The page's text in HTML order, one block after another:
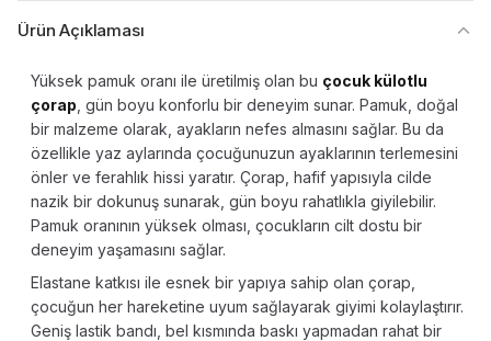
Ürün Açıklaması
Yüksek pamuk oranı ile üretilmiş olan bu çocuk külotlu
çorap , gün boyu konforlu bir deneyim sunar. Pamuk, doğal
bir malzeme olarak, ayakların nefes almasını sağlar. Bu da
özellikle yaz aylarında çocuğunuzun ayaklarının terlemesini
önler ve ferahlık hissi yaratır. Çorap, hafif yapısıyla cilde
nazik bir dokunuş sunarak, gün boyu rahatlıkla giyilebilir.
Pamuk oranının yüksek olması, çocukların cilt dostu bir
deneyim yaşamasını sağlar.
Elastane katkısı ile esnek bir yapıya sahip olan çorap,
çocuğun her hareketine uyum sağlayarak giyimi kolaylaştırır.
Geniş lastik bandı, bel kısmında baskı yapmadan rahat bir